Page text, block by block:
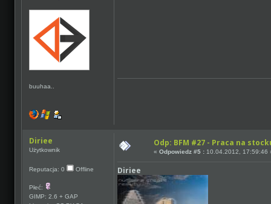
buuhaa..
Diriee
Użytkownik
Reputacja: 0 Offline
Płeć:
GIMP: 2.6 + GAP
Odp: BFM #27 - Praca na
«Odpowiedz #5 : 10.04.2012, 17:59:46
Diriee